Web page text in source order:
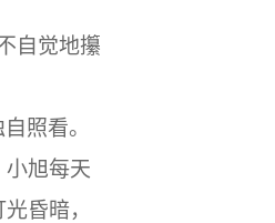
自觉地攥
照看。
小旭每天
昏暗，